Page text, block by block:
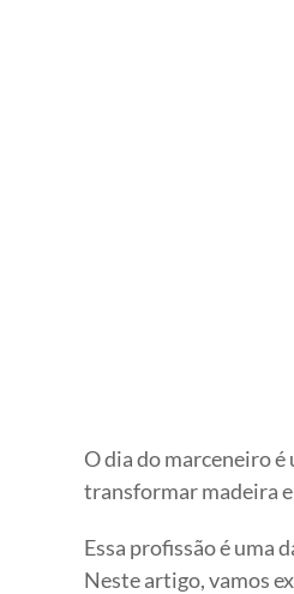
O dia do marceneiro
transformar madeira
Essa profissão é uma
Neste artigo, vamos